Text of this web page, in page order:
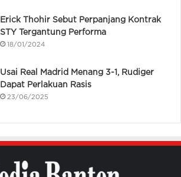
Erick Thohir Sebut Perpanjang Kontrak
STY Tergantung Performa
18/01/2024
Usai Real Madrid Menang 3-1, Rudiger
Dapat Perlakuan Rasis
23/06/2025